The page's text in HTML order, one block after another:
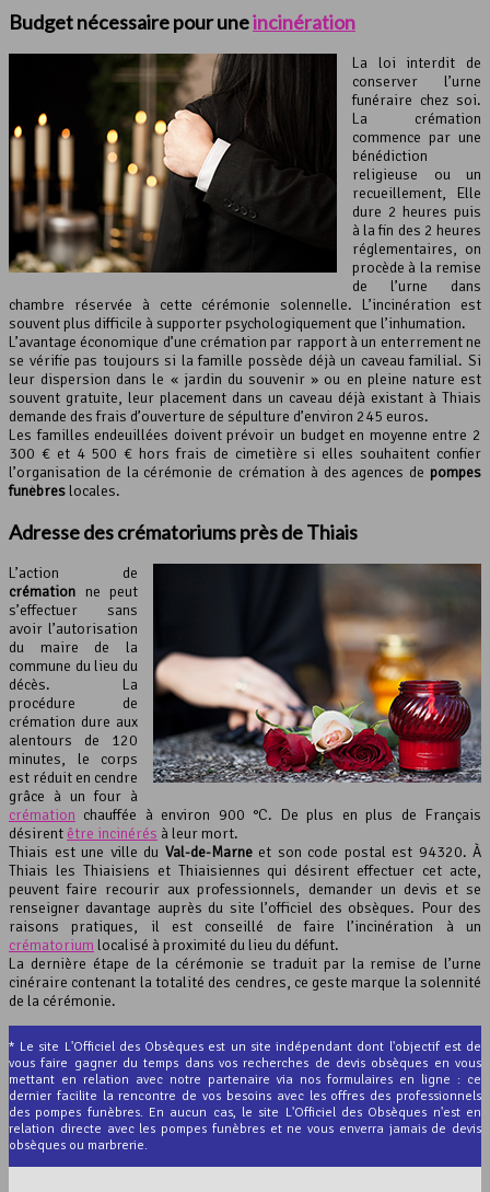
Budget nécessaire pour uneincinération
La loi interdit de
conserver l’urne
funéraire chez soi.
La crémation
commence par une
bénédiction
religieuse ou un
recueillement, Elle
dure 2 heures puis
à la fin des 2 heures
réglementaires, on
procède à la remise
de l’urne dans
chambre réservée à cette cérémonie solennelle. L’incinération est
souvent plus difficile à supporter psychologiquement que l’inhumation.
L’avantage économique d’une crémation par rapport à un enterrement ne
se vérifie pas toujours si la famille possède déjà un caveau familial. Si
leur dispersion dans le « jardin du souvenir » ou en pleine nature est
souvent gratuite, leur placement dans un caveau déjà existant à Thiais
demande des frais d’ouverture de sépulture d’environ 245 euros.
Les familles endeuillées doivent prévoir un budget en moyenne entre 2
300 € et 4 500 € hors frais de cimetière si elles souhaitent confier
l’organisation de la cérémonie de crémation à des agences de pompes
funèbres locales.
Adresse des crématoriums près de Thiais
L’action de
crémation ne peut
s’effectuer sans
avoir l’autorisation
du maire de la
commune du lieu du
décès. La
procédure de
crémation dure aux
alentours de 120
minutes, le corps
est réduit en cendre
grâce à un four à
crémation chauffée à environ 900 °C. De plus en plus de Français
désirent être incinérés à leur mort.
Thiais est une ville du Val-de-Marneet son code postal est 94320. À
Thiais les Thiaisiens et Thiaisiennes qui désirent effectuer cet acte,
peuvent faire recourir aux professionnels, demander un devis et se
renseigner davantage auprès du site l’officiel des obsèques. Pour des
raisons pratiques, il est conseillé de faire l’incinération à un
crématorium localisé à proximité du lieu du défunt.
La dernière étape de la cérémonie se traduit par la remise de l’urne
cinéraire contenant la totalité des cendres, ce geste marque la solennité
de la cérémonie.
* Le site L'Officiel des Obsèques est un site indépendant dont l'objectif est de
vous faire gagner du temps dans vos recherches de devis obsèques en vous
mettant en relation avec notre partenaire via nos formulaires en ligne : ce
dernier facilite la rencontre de vos besoins avec les offres des professionnels
des pompes funèbres. En aucun cas, le site L'Officiel des Obsèques n'est en
relation directe avec les pompes funèbres et ne vous enverra jamais de devis
obsèques ou marbrerie.